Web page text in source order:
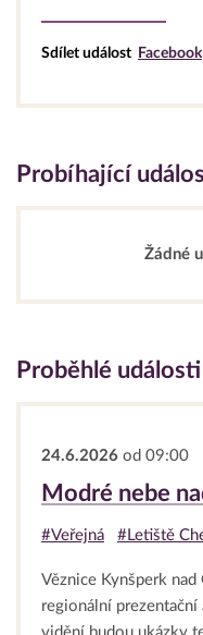
Sdílet událost Facebook
Probíhající
Žádné
Proběhlé události
24.6.2026 od 09:00
Modré nebe
#Veřejná #Letiště
Věznice Kynšperk
regionální